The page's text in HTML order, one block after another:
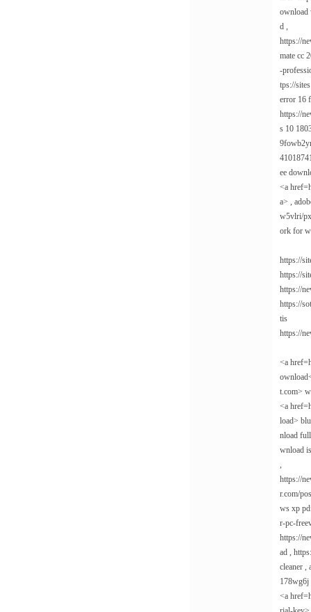
ownload
d ,
https://
mate cc
-
tps://
error 16
https://
s 10
ee
<a
a> ,
w5vlri/
ork for
https://
https://
https://
https://
tis
https://
<a
t.com>
<a
load>
nload
wnload
,
https://
r.com/
ws xp
r-pc-
https://
ad ,
cleaner ,
178wg6j
<a